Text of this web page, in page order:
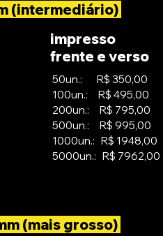
(intermediário)
impresso
frente e verso
50un.: R$ 350,00
100un.: R$ 495,00
200un.: R$ 795,00
500un.: R$ 995,00
1000un.: R$ 1948,00
5000un.: R$ 7962,00
(mais grosso)